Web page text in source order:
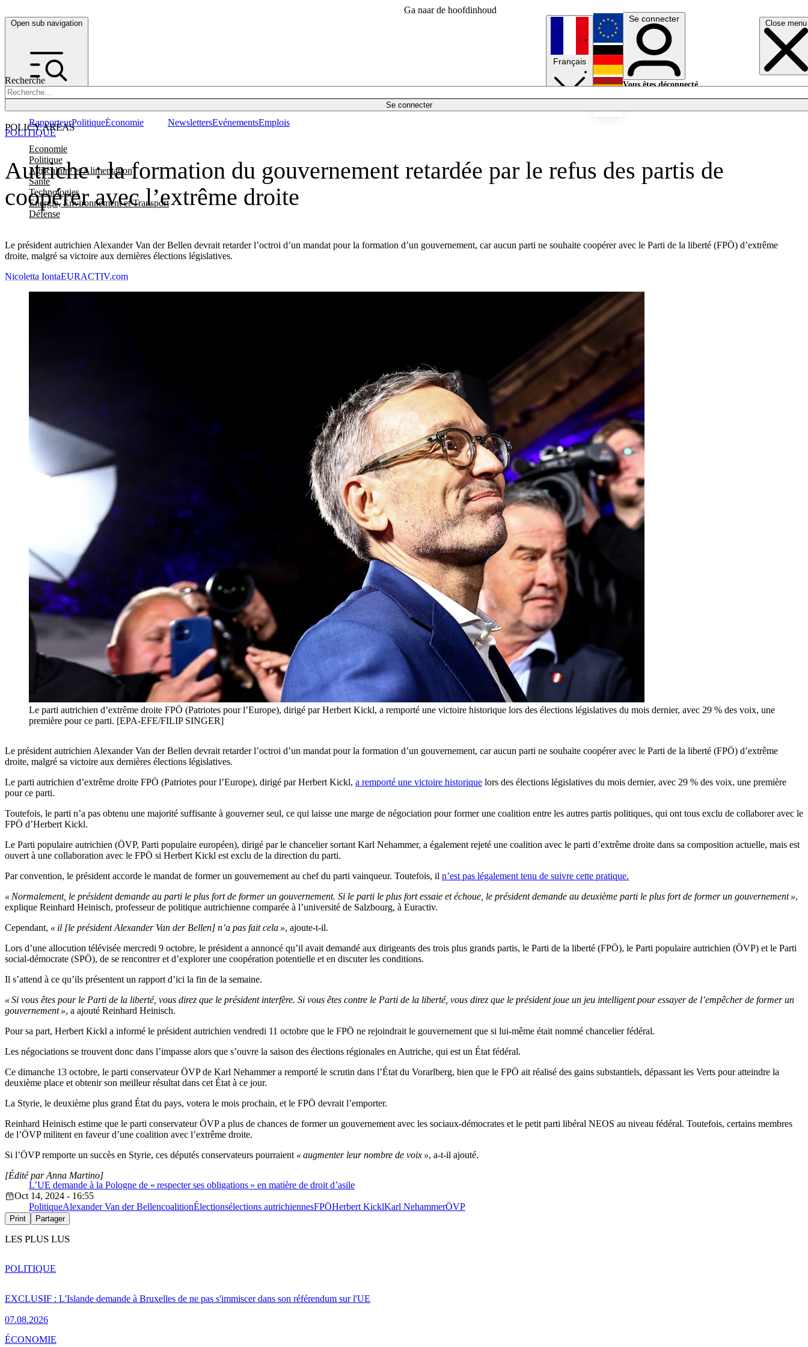
Ga naar de hoofdinhoud
Open sub navigation Close menu
Recherche
Se connecter
POLICY AREAS
Economie
Politique
Agriculture et Alimentation
Santé
Technologies
Energie, Environnement et Transport
Défense
RapporteurPolitiqueÉconomie NewslettersEvénementsEmplois
Français
English
Deutsch
Se connecter
Vous êtes déconnecté.
Autriche : la formation du gouvernement retardée par le refus des partis de
coopérer avec l’extrême droite
Le président autrichien Alexander Van der Bellen devrait retarder l’octroi d’un mandat pour la formation d’un gouvernement, car aucun parti ne souhaite coopérer avec le Parti de la liberté (FPÖ) d’extrême
droite, malgré sa victoire aux dernières élections législatives.
POLITIQUE
Nicoletta IontaEURACTIV.com
Le parti autrichien d’extrême droite FPÖ (Patriotes pour l’Europe), dirigé par Herbert Kickl, a remporté une victoire historique lors des élections législatives du mois dernier, avec 29 % des voix, une
première pour ce parti. [EPA-EFE/FILIP SINGER]
Le président autrichien Alexander Van der Bellen devrait retarder l’octroi d’un mandat pour la formation d’un gouvernement, car aucun parti ne souhaite coopérer avec le Parti de la liberté (FPÖ) d’extrême
droite, malgré sa victoire aux dernières élections législatives.
Le parti autrichien d’extrême droite FPÖ (Patriotes pour l’Europe), dirigé par Herbert Kickl, a remporté une victoire historique lors des élections législatives du mois dernier, avec 29 % des voix, une première
pour ce parti.
Toutefois, le parti n’a pas obtenu une majorité suffisante à gouverner seul, ce qui laisse une marge de négociation pour former une coalition entre les autres partis politiques, qui ont tous exclu de collaborer avec le
FPÖ d’Herbert Kickl.
Le Parti populaire autrichien (ÖVP, Parti populaire européen), dirigé par le chancelier sortant Karl Nehammer, a également rejeté une coalition avec le parti d’extrême droite dans sa composition actuelle, mais est
ouvert à une collaboration avec le FPÖ si Herbert Kickl est exclu de la direction du parti.
Par convention, le président accorde le mandat de former un gouvernement au chef du parti vainqueur. Toutefois, il n’est pas légalement tenu de suivre cette pratique.
« Normalement, le président demande au parti le plus fort de former un gouvernement. Si le parti le plus fort essaie et échoue, le président demande au deuxième parti le plus fort de former un gouvernement »,
explique Reinhard Heinisch, professeur de politique autrichienne comparée à l’université de Salzbourg, à Euractiv.
Cependant, « il [le président Alexander Van der Bellen] n’a pas fait cela », ajoute-t-il.
Lors d’une allocution télévisée mercredi 9 octobre, le président a annoncé qu’il avait demandé aux dirigeants des trois plus grands partis, le Parti de la liberté (FPÖ), le Parti populaire autrichien (ÖVP) et le Parti
social-démocrate (SPÖ), de se rencontrer et d’explorer une coopération potentielle et en discuter les conditions.
Il s’attend à ce qu’ils présentent un rapport d’ici la fin de la semaine.
« Si vous êtes pour le Parti de la liberté, vous direz que le président interfère. Si vous êtes contre le Parti de la liberté, vous direz que le président joue un jeu intelligent pour essayer de l’empêcher de former un
gouvernement », a ajouté Reinhard Heinisch.
Pour sa part, Herbert Kickl a informé le président autrichien vendredi 11 octobre que le FPÖ ne rejoindrait le gouvernement que si lui-même était nommé chancelier fédéral.
Les négociations se trouvent donc dans l’impasse alors que s’ouvre la saison des élections régionales en Autriche, qui est un État fédéral.
Ce dimanche 13 octobre, le parti conservateur ÖVP de Karl Nehammer a remporté le scrutin dans l’État du Vorarlberg, bien que le FPÖ ait réalisé des gains substantiels, dépassant les Verts pour atteindre la
deuxième place et obtenir son meilleur résultat dans cet État à ce jour.
La Styrie, le deuxième plus grand État du pays, votera le mois prochain, et le FPÖ devrait l’emporter.
Reinhard Heinisch estime que le parti conservateur ÖVP a plus de chances de former un gouvernement avec les sociaux-démocrates et le petit parti libéral NEOS au niveau fédéral. Toutefois, certains membres
de l’ÖVP militent en faveur d’une coalition avec l’extrême droite.
Si l’ÖVP remporte un succès en Styrie, ces députés conservateurs pourraient « augmenter leur nombre de voix », a-t-il ajouté.
L’UE demande à la Pologne de « respecter ses obligations » en matière de droit d’asile
[Édité par Anna Martino]
Oct 14, 2024 - 16:55
PolitiqueAlexander Van der BellencoalitionÉlectionsélections autrichiennesFPÖHerbert KicklKarl NehammerÖVP
Print Partager
LES PLUS LUS
EXCLUSIF : L'Islande demande à Bruxelles de ne pas s'immiscer dans son référendum sur l'UE
07.08.2026
POLITIQUE
ÉCONOMIE